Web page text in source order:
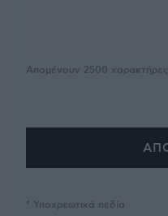
Απομένουν 2500 χαρακτήρες
* Υποχρεωτικά πεδία